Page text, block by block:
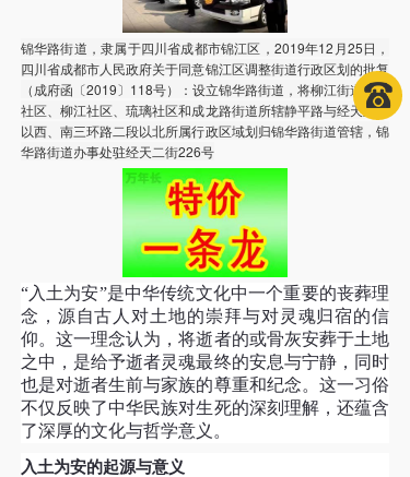
锦华路街道，隶属于四川省成都市锦江区，2019年12月25日，
四川省成都市人民政府关于同意锦江区调整街道行政区划的批复
（成府函〔2019〕118号）：设立锦华路街道，将柳江街道凯天
社区、柳江社区、琉璃社区和成龙路街道所辖静平路与经天东路
以西、南三环路二段以北所属行政区域划归锦华路街道管辖，锦
华路街道办事处驻经天二街226号
“入土为安”是中华传统文化中一个重要的丧葬理
念，源自古人对土地的崇拜与对灵魂归宿的信
仰。这一理念认为，将逝者的或骨灰安葬于土地
之中，是给予逝者灵魂最终的安息与宁静，同时
也是对逝者生前与家族的尊重和纪念。这一习俗
不仅反映了中华民族对生死的深刻理解，还蕴含
了深厚的文化与哲学意义。
入土为安的起源与意义